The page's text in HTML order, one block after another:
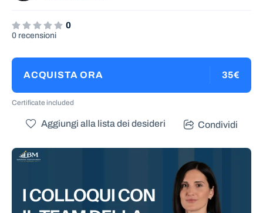
0
0 recensioni
ACQUISTA ORA 35€
Certificate included
Aggiungi alla lista dei desideri Condividi